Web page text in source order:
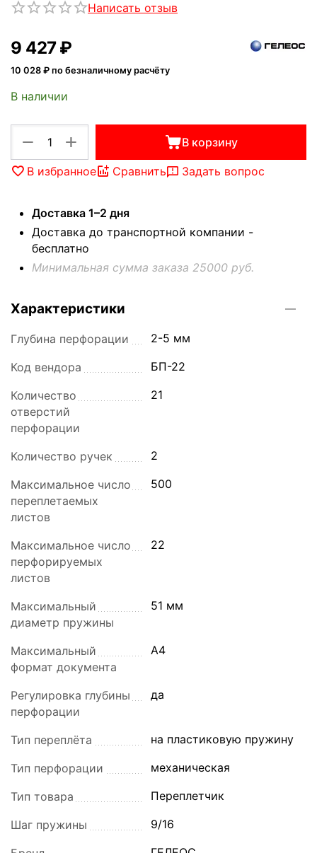
Написать отзыв
9 427₽
10 028 ₽ по безналичному расчёту
В наличии
+
− В корзину
В избранное Сравнить Задать вопрос
Доставка 1–2 дня
Доставка до транспортной компании -
бесплатно
Минимальная сумма заказа 25000 руб.
Характеристики
Глубина перфорации 2-5 мм
Код вендора БП-22
Количество
отверстий
перфорации
21
Количество ручек 2
Максимальное число
переплетаемых
листов
500
Максимальное число
перфорируемых
листов
22
Максимальный
диаметр пружины
51 мм
Максимальный
формат документа
А4
Регулировка глубины
перфорации
да
Тип переплёта на пластиковую пружину
Тип перфорации механическая
Тип товара Переплетчик
Шаг пружины 9/16